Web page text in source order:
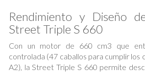
Rendimiento y Diseño
Street Triple S 660
Con un motor de 660 cm3 que
controlada (47 caballos para cumplir los
A2), la Street Triple S 660 permite